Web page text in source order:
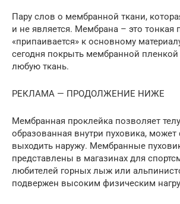
Пару слов о мембранной ткани,
и не является. Мембрана – это тонкая
«припаивается» к основному
сегодня покрыть мембранной
любую ткань.
РЕКЛАМА — ПРОДОЛЖЕНИЕ НИЖЕ
Мембранная проклейка позволяет
образованная внутри пуховика, может
выходить наружу. Мембранные
представлены в магазинах для
любителей горных лыж или
подвержен высоким физическим